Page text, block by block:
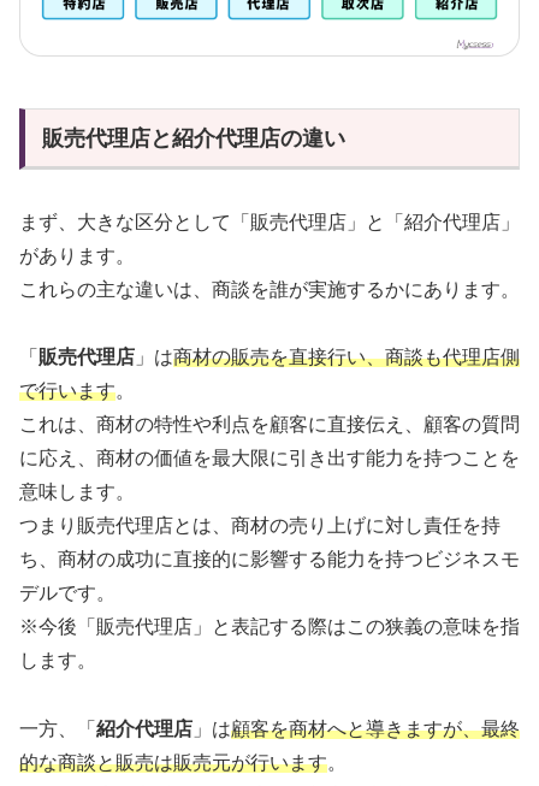
販売代理店と紹介代理店の違い
まず、大きな区分として「販売代理店」と「紹介代理店」
があります。
これらの主な違いは、商談を誰が実施するかにあります。
「 販売代理店 」は商材の販売を直接行い、商談も代理店側
で行います。
これは、商材の特性や利点を顧客に直接伝え、顧客の質問
に応え、商材の価値を最大限に引き出す能力を持つことを
意味します。
つまり販売代理店とは、商材の売り上げに対し責任を持
ち、商材の成功に直接的に影響する能力を持つビジネスモ
デルです。
※今後「販売代理店」と表記する際はこの狭義の意味を指
します。
一方、「 紹介代理店 」は顧客を商材へと導きますが、最終
的な商談と販売は販売元が行います。